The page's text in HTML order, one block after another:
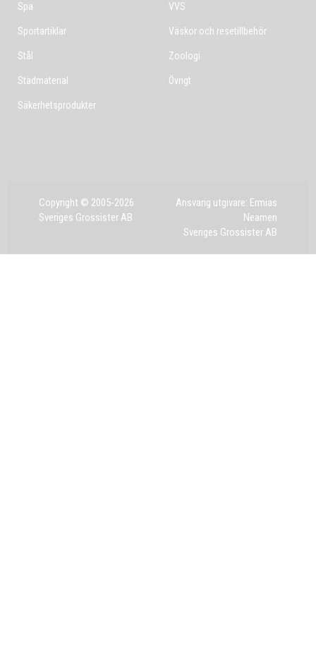
Spa
Sportartiklar
Stål
Städmaterial
Säkerhetsprodukter
VVS
Väskor och resetillbehör
Zoologi
Övrigt
Copyright © 2005-2026
Sveriges Grossister AB
Ansvarig utgivare: Ermias
Neamen
Sveriges Grossister AB